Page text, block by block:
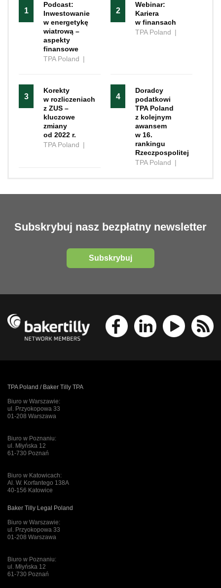
1
Podcast:
Inwestowanie
w energetykę
wiatrową –
aspekty
finansowe
TPA Poland |
2
Webinar:
Kariera
w finansach
TPA Poland |
3
Korekty
w rozliczeniach
z ZUS –
kluczowe
zmiany
od 2022 r.
TPA Poland |
4
Doradcy
podatkowi
TPA Poland
z kolejnym
awansem
w 16.
rankingu
Rzeczpospolitej
TPA Poland |
Subskrybuj nasz bezpłatny newsletter
Subskrybuj
TPA Poland / Baker Tilly TPA
Biuro w Warszawie:
ul. Przyokopowa 33
01-208 Warszawa
Biuro w Poznaniu:
ul. Młyńska 12
61-730 Poznań
Biuro w Katowicach:
Al. W. Korfantego 138A
40-156 Katowice
Baker Tilly Legal Poland
Biuro w Warszawie:
ul. Przyokopowa 33
01-208 Warszawa
Biuro w Poznaniu:
ul. Młyńska 12
61-730 Poznań